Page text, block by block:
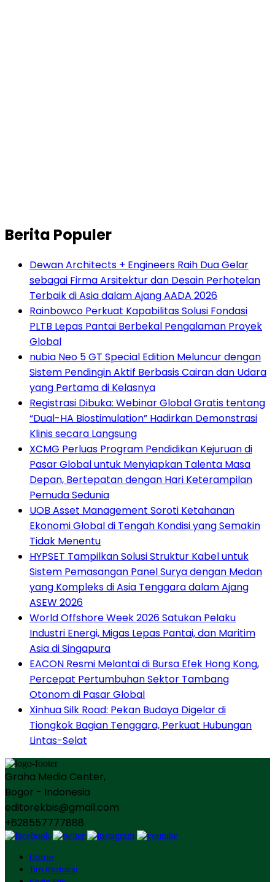
Berita Populer
Dewan Architects + Engineers Raih Dua Gelar
sebagai Firma Arsitektur dan Desain Perhotelan
Terbaik di Asia dalam Ajang AADA 2026
Rainbowco Perkuat Kapabilitas Solusi Fondasi
PLTB Lepas Pantai Berbekal Pengalaman Proyek
Global
nubia Neo 5 GT Special Edition Meluncur dengan
Sistem Pendingin Aktif Berbasis Cairan dan Udara
yang Pertama di Kelasnya
Registrasi Dibuka: Webinar Global Gratis tentang
“Dual-HA Biostimulation” Hadirkan Demonstrasi
Klinis secara Langsung
XCMG Perluas Program Pendidikan Kejuruan di
Pasar Global untuk Menyiapkan Talenta Masa
Depan, Bertepatan dengan Hari Keterampilan
Pemuda Sedunia
UOB Asset Management Soroti Ketahanan
Ekonomi Global di Tengah Kondisi yang Semakin
Tidak Menentu
HYPSET Tampilkan Solusi Struktur Kabel untuk
Sistem Pemasangan Panel Surya dengan Medan
yang Kompleks di Asia Tenggara dalam Ajang
ASEW 2026
World Offshore Week 2026 Satukan Pelaku
Industri Energi, Migas Lepas Pantai, dan Maritim
Asia di Singapura
EACON Resmi Melantai di Bursa Efek Hong Kong,
Percepat Pertumbuhan Sektor Tambang
Otonom di Pasar Global
Xinhua Silk Road: Pekan Budaya Digelar di
Tiongkok Bagian Tenggara, Perkuat Hubungan
Lintas-Selat
Graha Media Center,
Bogor - Indonesia
editorekbis@gmail.com
+628557777888
Home
Tim Redaksi